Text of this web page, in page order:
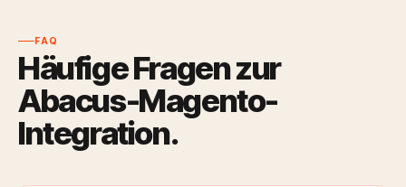
FAQ
Häufige Fragen zur
Abacus-Magento-
Integration.